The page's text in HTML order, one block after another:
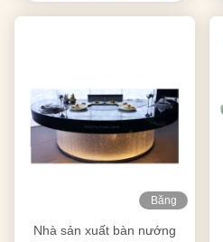
Băng
Nhà sản xuất bàn nướng